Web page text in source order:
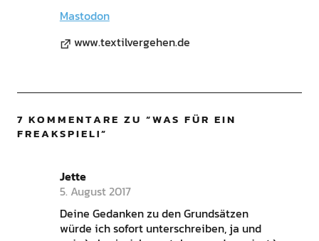
Mastodon
www.textilvergehen.de
7 KOMMENTARE ZU “WAS FÜR EIN
FREAKSPIEL!”
Jette
5. August 2017
Deine Gedanken zu den Grundsätzen
würde ich sofort unterschreiben, ja und